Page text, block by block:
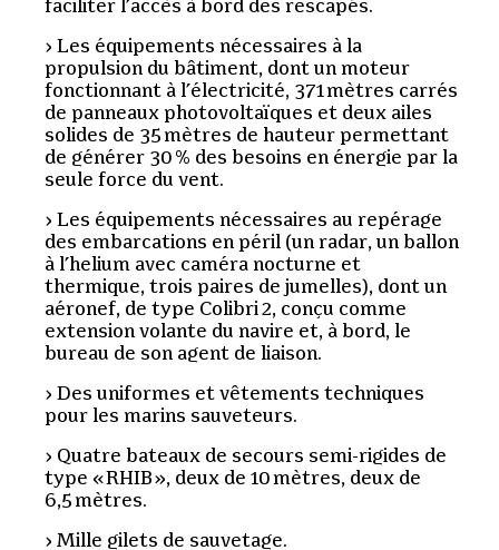
faciliter l’accès à bord des rescapés.
Les équipements nécessaires à la
propulsion du bâtiment, dont un moteur
fonctionnant à l’électricité, 371 mètres carrés
de panneaux photovoltaïques et deux ailes
solides de 35 mètres de hauteur permettant
de générer 30 % des besoins en énergie par la
seule force du vent.
Les équipements nécessaires au repérage
des embarcations en péril (un radar, un ballon
à l’helium avec caméra nocturne et
thermique, trois paires de jumelles), dont un
aéronef, de type Colibri 2, conçu comme
extension volante du navire et, à bord, le
bureau de son agent de liaison.
Des uniformes et vêtements techniques
pour les marins sauveteurs.
Quatre bateaux de secours semi-rigides de
type « RHIB », deux de 10 mètres, deux de
6,5 mètres.
Mille gilets de sauvetage.